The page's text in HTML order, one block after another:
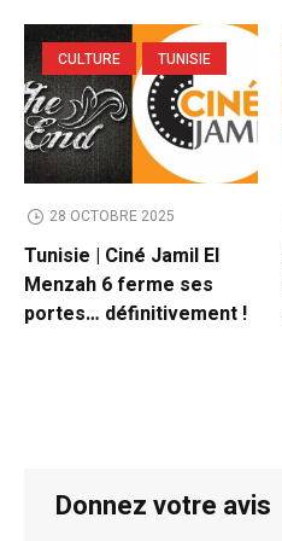
CULTURE TUNISIE
28 OCTOBRE 2025
Tunisie | Ciné Jamil El
Menzah 6 ferme ses
portes… définitivement !
Donnez votre avis